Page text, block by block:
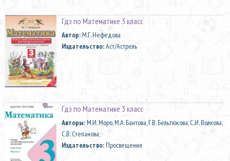
Гдз по Математике 3 класс
Автор:М.Г. Нефедова
Издательство:Аст/Астрель
Гдз по Математике 3 класс
Aвторы: М.И. Моро, М.А. Бантова, Г.В. Бельтюкова, С.И. Волкова,
С.В. Степанова,
Издательство:Просвещение